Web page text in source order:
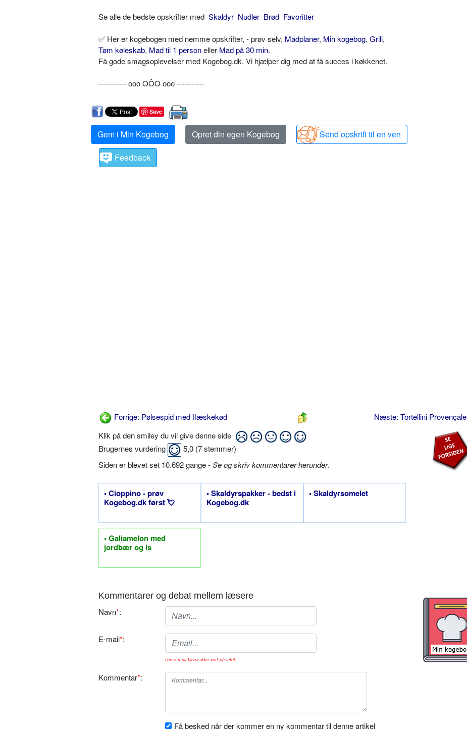
Se alle de bedste opskrifter med Skaldyr Nudler Brød Favoritter
✅ Her er kogebogen med nemme opskrifter, - prøv selv, Madplaner, Min kogebog, Grill,
Tøm køleskab, Mad til 1 personeller Mad på 30 min.
Få gode smagsoplevelser med Kogebog.dk. Vi hjælper dig med at få succes i køkkenet.
----------- ooo OÔO ooo -----------
Save
Gem i Min Kogebog Opret din egen Kogebog
Send opskrift til en ven
Feedback
Forrige: Pølsespid med flæskekød
Næste: Tortellini Provençale
Klik på den smiley du vil give denne side
Brugernes vurdering
5,0 (7stemmer)
Siden er blevet set 10.692 gange -Se og skriv kommentarer herunder.
• Cioppino - prøv
Kogebog.dk først 💘
• Skaldyrspakker - bedst i
Kogebog.dk
• Skaldyrsomelet
• Galiamelon med
jordbær og is
Kommentarer og debat mellem læsere
Navn*:
E-mail*:
Din e-mail bliver ikke vist på sitet.
Kommentar*:
Få besked når der kommer en ny kommentar til denne artikel